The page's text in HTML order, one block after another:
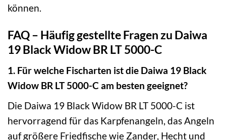
können.
FAQ – Häufig gestellte Fragen zu Daiwa
19 Black Widow BR LT 5000-C
1. Für welche Fischarten ist die Daiwa 19 Black
Widow BR LT 5000-C am besten geeignet?
Die Daiwa 19 Black Widow BR LT 5000-C ist
hervorragend für das Karpfenangeln, das Angeln
auf größere Friedfische wie Zander, Hecht und